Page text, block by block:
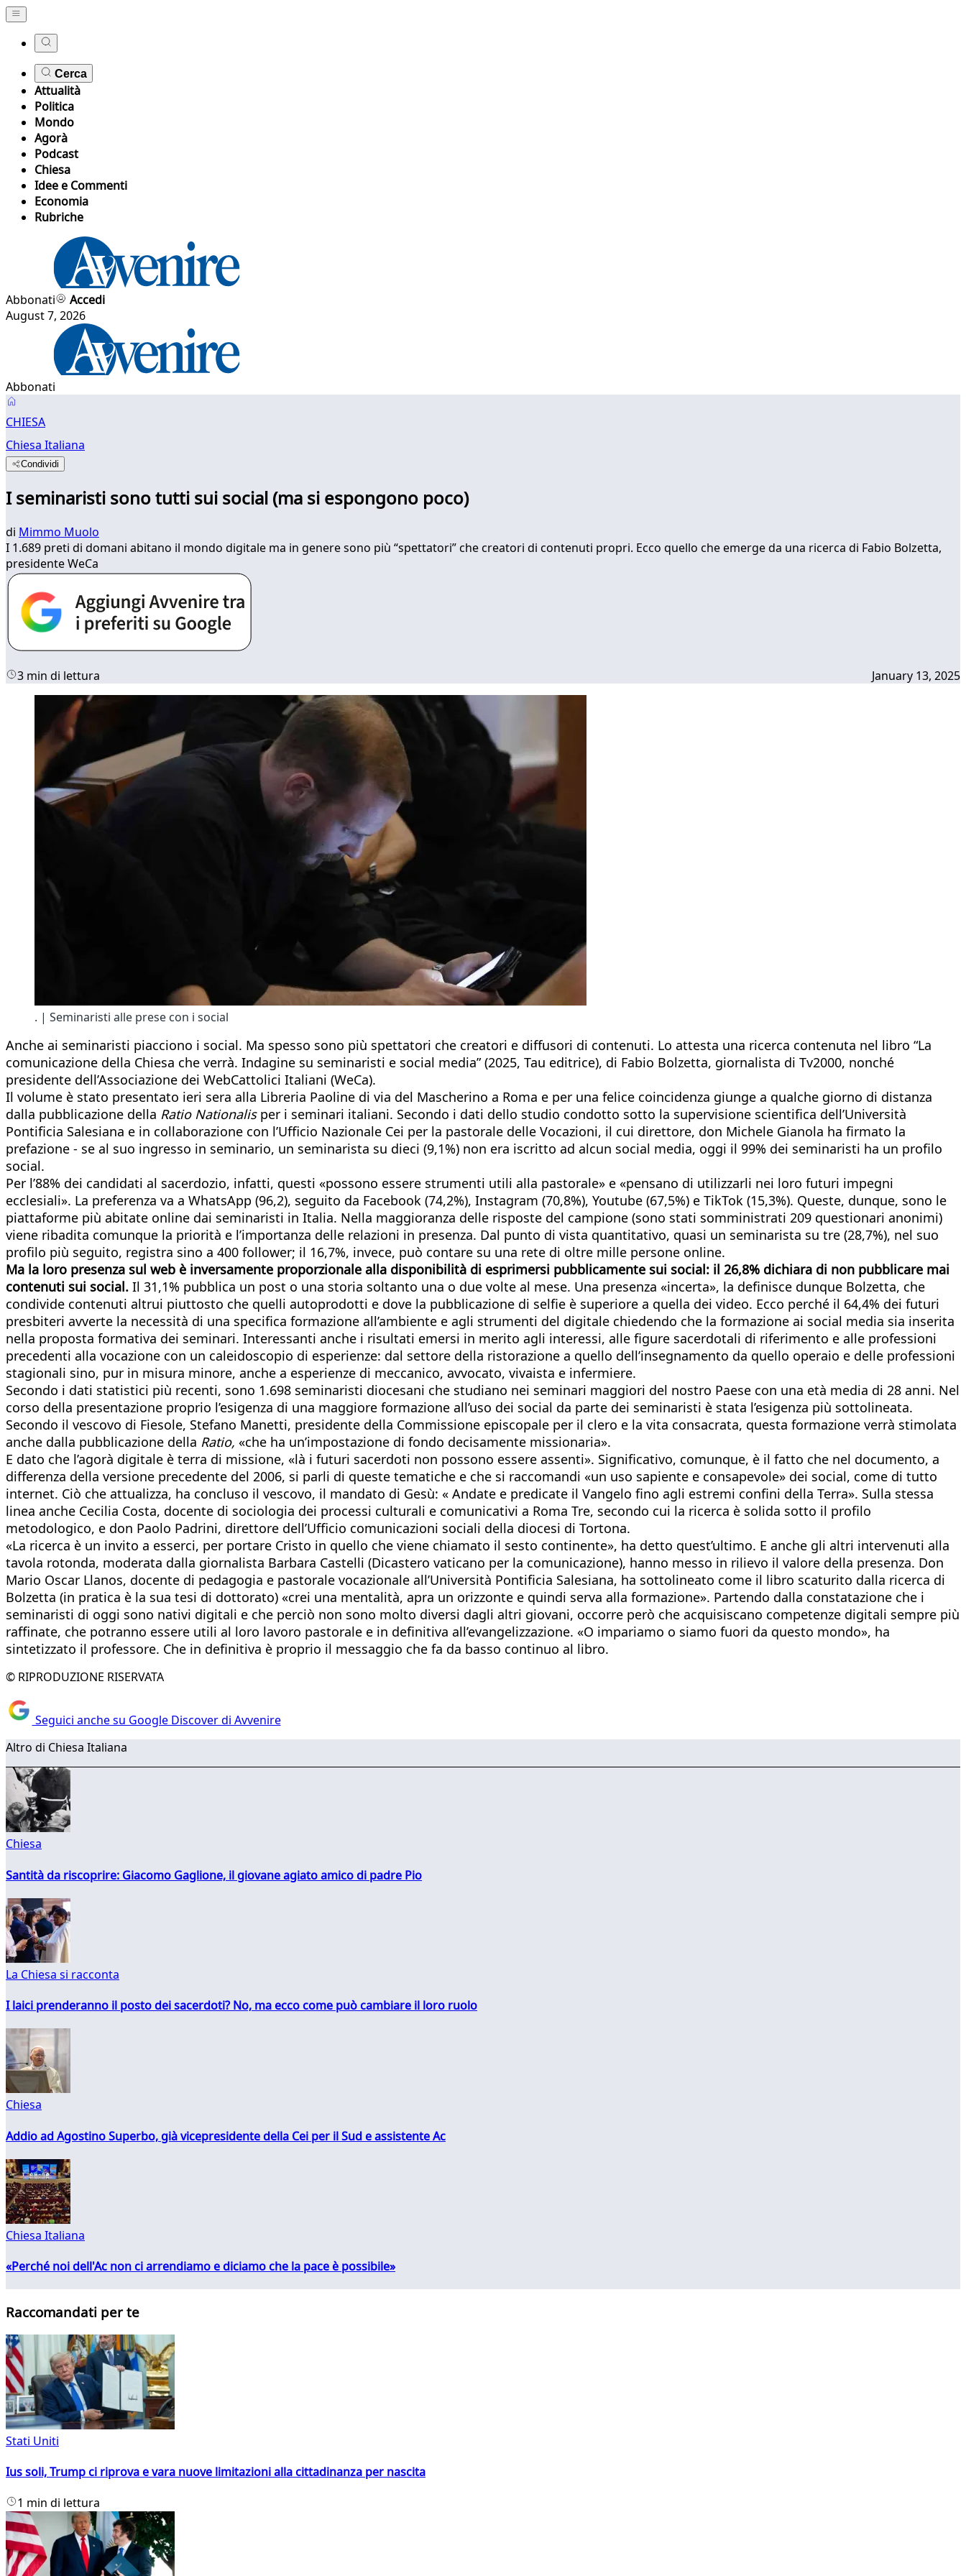
Cerca
Attualità
Politica
Mondo
Agorà
Podcast
Chiesa
Idee e Commenti
Economia
Rubriche
Abbonati
Accedi
August 7, 2026
Abbonati
CHIESA
Chiesa Italiana
Condividi
I seminaristi sono tutti sui social (ma si espongono poco)
di Mimmo Muolo
I 1.689 preti di domani abitano il mondo digitale ma in genere sono più “spettatori” che creatori di contenuti propri. Ecco quello che emerge da una ricerca di Fabio Bolzetta,
presidente WeCa
3 min di lettura January 13, 2025
. | Seminaristi alle prese con i social
Anche ai seminaristi piacciono i social. Ma spesso sono più spettatori che creatori e diffusori di contenuti. Lo attesta una ricerca contenuta nel libro “La
comunicazione della Chiesa che verrà. Indagine su seminaristi e social media” (2025, Tau editrice), di Fabio Bolzetta, giornalista di Tv2000, nonché
presidente dell’Associazione dei WebCattolici Italiani (WeCa).
Il volume è stato presentato ieri sera alla Libreria Paoline di via del Mascherino a Roma e per una felice coincidenza giunge a qualche giorno di distanza
dalla pubblicazione della Ratio Nationalisper i seminari italiani. Secondo i dati dello studio condotto sotto la supervisione scientifica dell’Università
Pontificia Salesiana e in collaborazione con l’Ufficio Nazionale Cei per la pastorale delle Vocazioni, il cui direttore, don Michele Gianola ha firmato la
prefazione - se al suo ingresso in seminario, un seminarista su dieci (9,1%) non era iscritto ad alcun social media, oggi il 99% dei seminaristi ha un profilo
social.
Per l’88% dei candidati al sacerdozio, infatti, questi «possono essere strumenti utili alla pastorale» e «pensano di utilizzarli nei loro futuri impegni
ecclesiali». La preferenza va a WhatsApp (96,2), seguito da Facebook (74,2%), Instagram (70,8%), Youtube (67,5%) e TikTok (15,3%). Queste, dunque, sono le
piattaforme più abitate online dai seminaristi in Italia. Nella maggioranza delle risposte del campione (sono stati somministrati 209 questionari anonimi)
viene ribadita comunque la priorità e l’importanza delle relazioni in presenza. Dal punto di vista quantitativo, quasi un seminarista su tre (28,7%), nel suo
profilo più seguito, registra sino a 400 follower; il 16,7%, invece, può contare su una rete di oltre mille persone online.
Ma la loro presenza sul web è inversamente proporzionale alla disponibilità di esprimersi pubblicamente sui social: il 26,8% dichiara di non pubblicare mai
contenuti sui social. Il 31,1% pubblica un post o una storia soltanto una o due volte al mese. Una presenza «incerta», la definisce dunque Bolzetta, che
condivide contenuti altrui piuttosto che quelli autoprodotti e dove la pubblicazione di selfie è superiore a quella dei video. Ecco perché il 64,4% dei futuri
presbiteri avverte la necessità di una specifica formazione all’ambiente e agli strumenti del digitale chiedendo che la formazione ai social media sia inserita
nella proposta formativa dei seminari. Interessanti anche i risultati emersi in merito agli interessi, alle figure sacerdotali di riferimento e alle professioni
precedenti alla vocazione con un caleidoscopio di esperienze: dal settore della ristorazione a quello dell’insegnamento da quello operaio e delle professioni
stagionali sino, pur in misura minore, anche a esperienze di meccanico, avvocato, vivaista e infermiere.
Secondo i dati statistici più recenti, sono 1.698 seminaristi diocesani che studiano nei seminari maggiori del nostro Paese con una età media di 28 anni. Nel
corso della presentazione proprio l’esigenza di una maggiore formazione all’uso dei social da parte dei seminaristi è stata l’esigenza più sottolineata.
Secondo il vescovo di Fiesole, Stefano Manetti, presidente della Commissione episcopale per il clero e la vita consacrata, questa formazione verrà stimolata
anche dalla pubblicazione della Ratio, «che ha un’impostazione di fondo decisamente missionaria».
E dato che l’agorà digitale è terra di missione, «là i futuri sacerdoti non possono essere assenti». Significativo, comunque, è il fatto che nel documento, a
differenza della versione precedente del 2006, si parli di queste tematiche e che si raccomandi «un uso sapiente e consapevole» dei social, come di tutto
internet. Ciò che attualizza, ha concluso il vescovo, il mandato di Gesù: « Andate e predicate il Vangelo fino agli estremi confini della Terra». Sulla stessa
linea anche Cecilia Costa, docente di sociologia dei processi culturali e comunicativi a Roma Tre, secondo cui la ricerca è solida sotto il profilo
metodologico, e don Paolo Padrini, direttore dell’Ufficio comunicazioni sociali della diocesi di Tortona.
«La ricerca è un invito a esserci, per portare Cristo in quello che viene chiamato il sesto continente», ha detto quest’ultimo. E anche gli altri intervenuti alla
tavola rotonda, moderata dalla giornalista Barbara Castelli (Dicastero vaticano per la comunicazione), hanno messo in rilievo il valore della presenza. Don
Mario Oscar Llanos, docente di pedagogia e pastorale vocazionale all’Università Pontificia Salesiana, ha sottolineato come il libro scaturito dalla ricerca di
Bolzetta (in pratica è la sua tesi di dottorato) «crei una mentalità, apra un orizzonte e quindi serva alla formazione». Partendo dalla constatazione che i
seminaristi di oggi sono nativi digitali e che perciò non sono molto diversi dagli altri giovani, occorre però che acquisiscano competenze digitali sempre più
raffinate, che potranno essere utili al loro lavoro pastorale e in definitiva all’evangelizzazione. «O impariamo o siamo fuori da questo mondo», ha
sintetizzato il professore. Che in definitiva è proprio il messaggio che fa da basso continuo al libro.
© RIPRODUZIONE RISERVATA
Seguici anche su Google Discover di Avvenire
Altro di Chiesa Italiana
Chiesa
Santità da riscoprire: Giacomo Gaglione, il giovane agiato amico di padre Pio
La Chiesa si racconta
I laici prenderanno il posto dei sacerdoti? No, ma ecco come può cambiare il loro ruolo
Chiesa
Addio ad Agostino Superbo, già vicepresidente della Cei per il Sud e assistente Ac
Chiesa Italiana
«Perché noi dell'Ac non ci arrendiamo e diciamo che la pace è possibile»
Raccomandati per te
Stati Uniti
Ius soli, Trump ci riprova e vara nuove limitazioni alla cittadinanza per nascita
1 min di lettura